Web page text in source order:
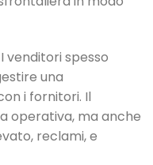
venditori spesso
una
i fornitori. Il
operativa, ma anche
reclami, e